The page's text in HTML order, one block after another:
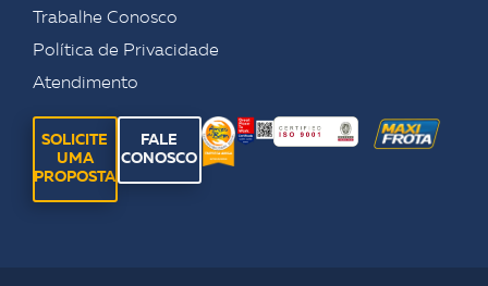
Trabalhe Conosco
Política de Privacidade
Atendimento
SOLICITE
UMA
PROPOSTA
FALE
CONOSCO